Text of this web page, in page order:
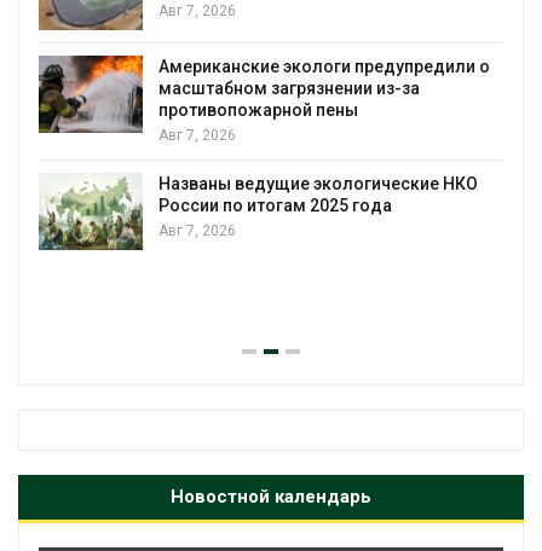
Авг 7, 2026
Американские экологи предупредили о
масштабном загрязнении из-за
противопожарной пены
Авг 7, 2026
Названы ведущие экологические НКО
России по итогам 2025 года
Авг 7, 2026
Новостной календарь